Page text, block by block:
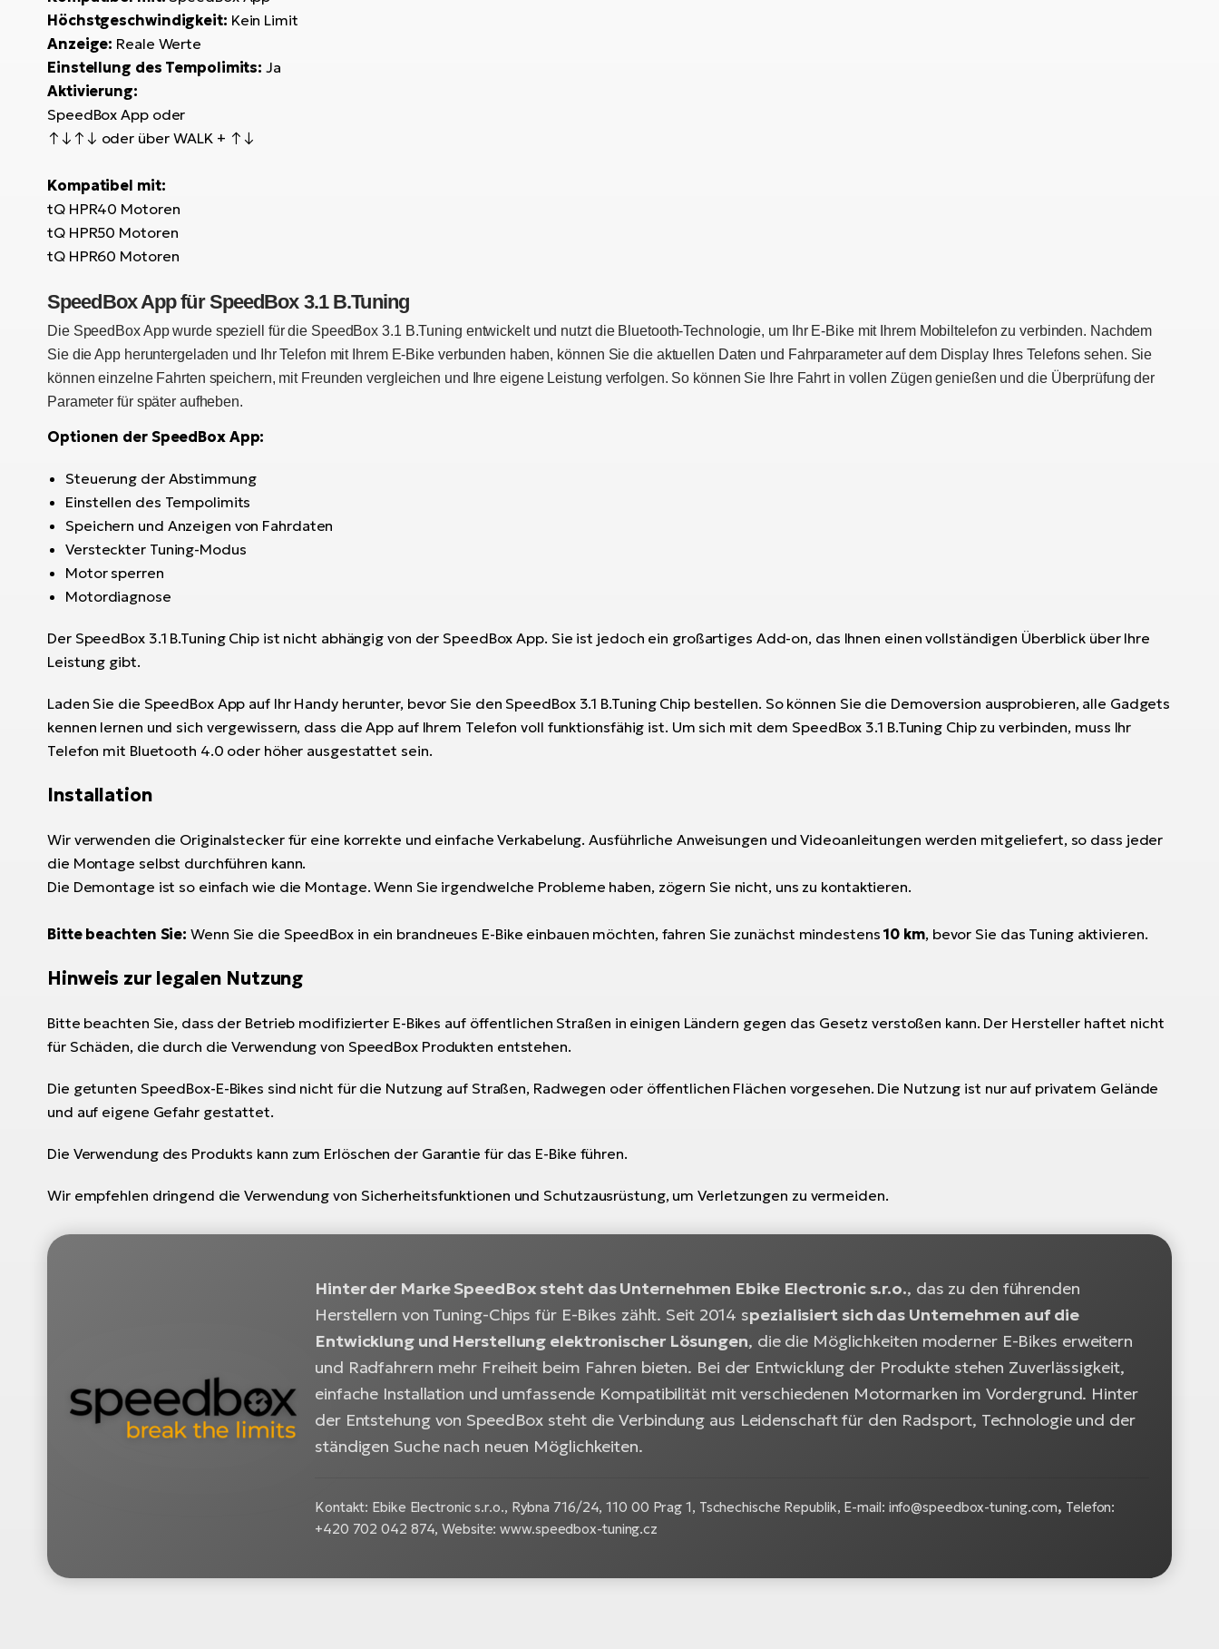
Höchstgeschwindigkeit: Kein Limit
Anzeige: Reale Werte
Einstellung des Tempolimits: Ja
Aktivierung:
SpeedBox App oder
↑↓↑↓ oder über WALK + ↑↓
Kompatibel mit:
tQ HPR40 Motoren
tQ HPR50 Motoren
tQ HPR60 Motoren
SpeedBox App für SpeedBox 3.1 B.Tuning
Die SpeedBox App wurde speziell für die SpeedBox 3.1 B.Tuning entwickelt und nutzt die Bluetooth-Technologie, um Ihr E-Bike mit Ihrem Mobiltelefon zu verbinden. Nachdem
Sie die App heruntergeladen und Ihr Telefon mit Ihrem E-Bike verbunden haben, können Sie die aktuellen Daten und Fahrparameter auf dem Display Ihres Telefons sehen. Sie
können einzelne Fahrten speichern, mit Freunden vergleichen und Ihre eigene Leistung verfolgen. So können Sie Ihre Fahrt in vollen Zügen genießen und die Überprüfung der
Parameter für später aufheben.
Optionen der SpeedBox App:
Steuerung der Abstimmung
Einstellen des Tempolimits
Speichern und Anzeigen von Fahrdaten
Versteckter Tuning-Modus
Motor sperren
Motordiagnose
Der SpeedBox 3.1 B.Tuning Chip ist nicht abhängig von der SpeedBox App. Sie ist jedoch ein großartiges Add-on, das Ihnen einen vollständigen Überblick über Ihre
Leistung gibt.
Laden Sie die SpeedBox App auf Ihr Handy herunter, bevor Sie den SpeedBox 3.1 B.Tuning Chip bestellen. So können Sie die Demoversion ausprobieren, alle Gadgets
kennen lernen und sich vergewissern, dass die App auf Ihrem Telefon voll funktionsfähig ist. Um sich mit dem SpeedBox 3.1 B.Tuning Chip zu verbinden, muss Ihr
Telefon mit Bluetooth 4.0 oder höher ausgestattet sein.
Installation
Wir verwenden die Originalstecker für eine korrekte und einfache Verkabelung. Ausführliche Anweisungen und Videoanleitungen werden mitgeliefert, so dass jeder
die Montage selbst durchführen kann.
Die Demontage ist so einfach wie die Montage. Wenn Sie irgendwelche Probleme haben, zögern Sie nicht, uns zu kontaktieren.
Bitte beachten Sie: Wenn Sie die SpeedBox in ein brandneues E-Bike einbauen möchten, fahren Sie zunächst mindestens10 km, bevor Sie das Tuning aktivieren.
Hinweis zur legalen Nutzung
Bitte beachten Sie, dass der Betrieb modifizierter E-Bikes auf öffentlichen Straßen in einigen Ländern gegen das Gesetz verstoßen kann. Der Hersteller haftet nicht
für Schäden, die durch die Verwendung von SpeedBox Produkten entstehen.
Die getunten SpeedBox-E-Bikes sind nicht für die Nutzung auf Straßen, Radwegen oder öffentlichen Flächen vorgesehen. Die Nutzung ist nur auf privatem Gelände
und auf eigene Gefahr gestattet.
Die Verwendung des Produkts kann zum Erlöschen der Garantie für das E-Bike führen.
Wir empfehlen dringend die Verwendung von Sicherheitsfunktionen und Schutzausrüstung, um Verletzungen zu vermeiden.
Hinter der Marke SpeedBox steht das Unternehmen Ebike Electronic s.r.o., das zu den führenden
Herstellern von Tuning-Chips für E-Bikes zählt. Seit 2014 spezialisiert sich das Unternehmen auf die
Entwicklung und Herstellung elektronischer Lösungen, die die Möglichkeiten moderner E-Bikes erweitern
und Radfahrern mehr Freiheit beim Fahren bieten. Bei der Entwicklung der Produkte stehen Zuverlässigkeit,
einfache Installation und umfassende Kompatibilität mit verschiedenen Motormarken im Vordergrund. Hinter
der Entstehung von SpeedBox steht die Verbindung aus Leidenschaft für den Radsport, Technologie und der
ständigen Suche nach neuen Möglichkeiten.
Kontakt: Ebike Electronic s.r.o., Rybna 716/24, 110 00 Prag 1, Tschechische Republik, E-mail: info@speedbox-tuning.com, Telefon:
+420 702 042 874, Website: www.speedbox-tuning.cz